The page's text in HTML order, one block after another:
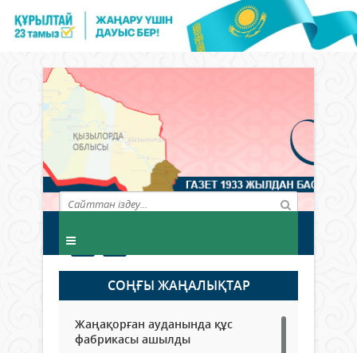
СОҢҒЫ ЖАҢАЛЫҚТАР
Жаңақорған ауданында құс
фабрикасы ашылды